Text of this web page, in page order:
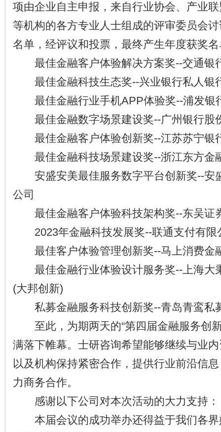
项由企业自主申报，来自行业协会、产业
等机构的各方专业人士组成的评审委员会
名单，经评议和投票，最终产生年度获奖
最佳金融客户体验解决方案奖--交通银
最佳金融科技生态奖--兴业银行私人银
最佳金融行业手机APP体验奖--浦发银
最佳金融数字场景建设奖--广州银行股
最佳金融客户体验创新奖--江苏苏宁银
最佳金融科技场景建设奖--浙江东方金
安盛安美最佳服务数字平台创新奖--安
公司
最佳金融客户体验科技架构奖--东吴证
2023年金融科技发展奖--联通支付有限
最佳客户体验管理创新奖--马上消费金
最佳金融行业体验设计服务奖--上海大
(大邦创新)
私募金融服务科技创新奖--青岛青鸾私
至此，为期两天的“第四届金融服务创新
满落下帷幕。士研咨询希望能够继续与业
以及机构保持紧密合作，提供行业前沿信
力商务合作。
感谢以下公司对本次活动的大力支持：
本届会议的成功举办还得益于我们各界